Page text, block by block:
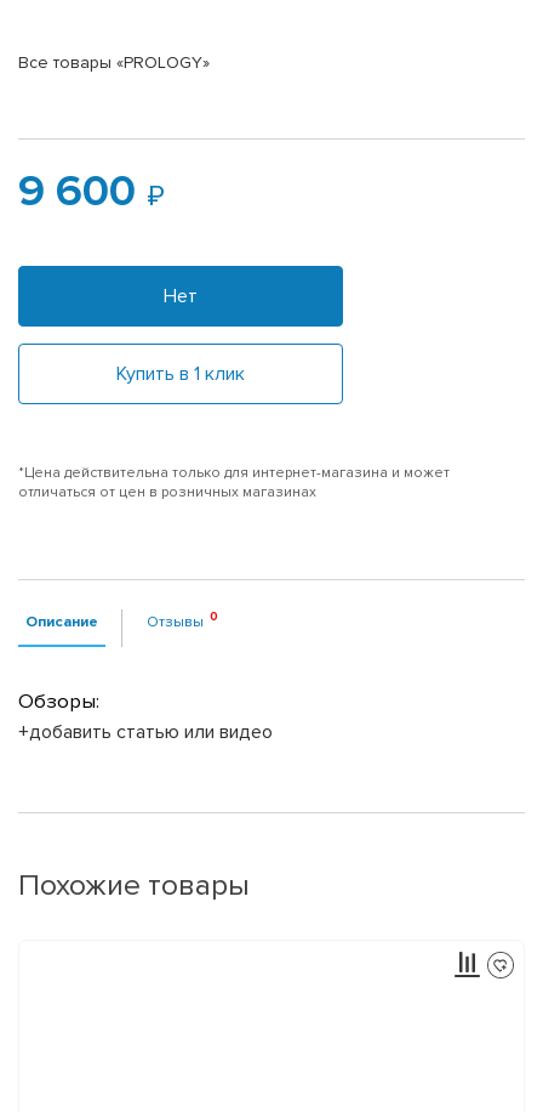
Все товары «PROLOGY»
9 600
Нет
Купить в 1 клик
*Цена действительна только для интернет-магазина и может
отличаться от цен в розничных магазинах
Описание Отзывы
Обзоры:
+добавить статью или видео
Похожие товары